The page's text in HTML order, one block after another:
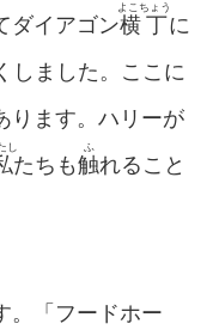
ダイアゴン横丁
よこちょう
に
しました。ここに
ります。ハリーが
し
たちも触
ふ
れること
。「フードホー